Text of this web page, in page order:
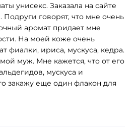
унисекс. Заказала на сайте
Подруги говорят, что мне очень
аромат придает мне
На моей коже очень
фиалки, ириса, мускуса, кедра.
муж. Мне кажется, что от его
мускуса и
закажу еще один флакон для